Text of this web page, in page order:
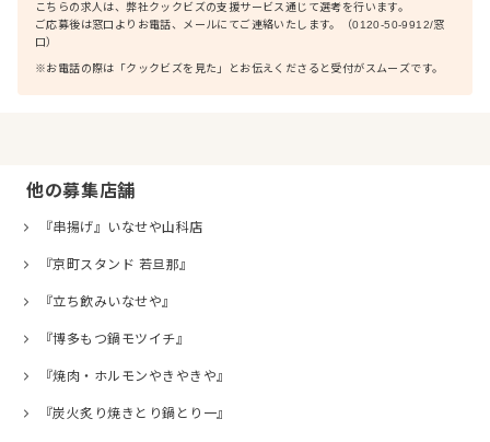
こちらの求人は、弊社クックビズの支援サービス通じて選考を行います。
ご応募後は窓口よりお電話、メールにてご連絡いたします。（0120-50-9912/窓
口）
※お電話の際は「クックビズを見た」とお伝えくださると受付がスムーズです。
他の募集店舗
『串揚げ』いなせや山科店
『京町スタンド 若旦那』
『立ち飲みいなせや』
『博多もつ鍋モツイチ』
『焼肉・ホルモンやきやきや』
『炭火炙り焼きとり鍋とり一』